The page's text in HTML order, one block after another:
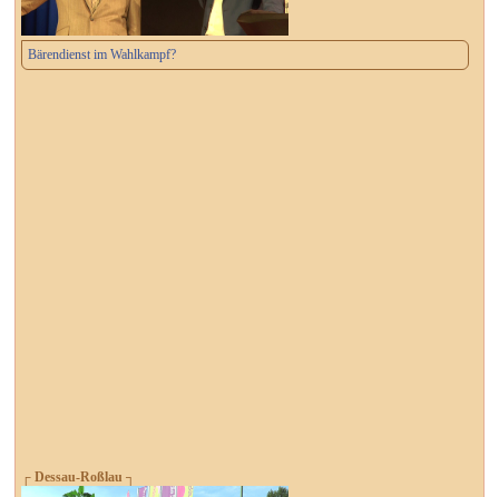
Bärendienst im Wahlkampf?
┌ Dessau-Roßlau ┐